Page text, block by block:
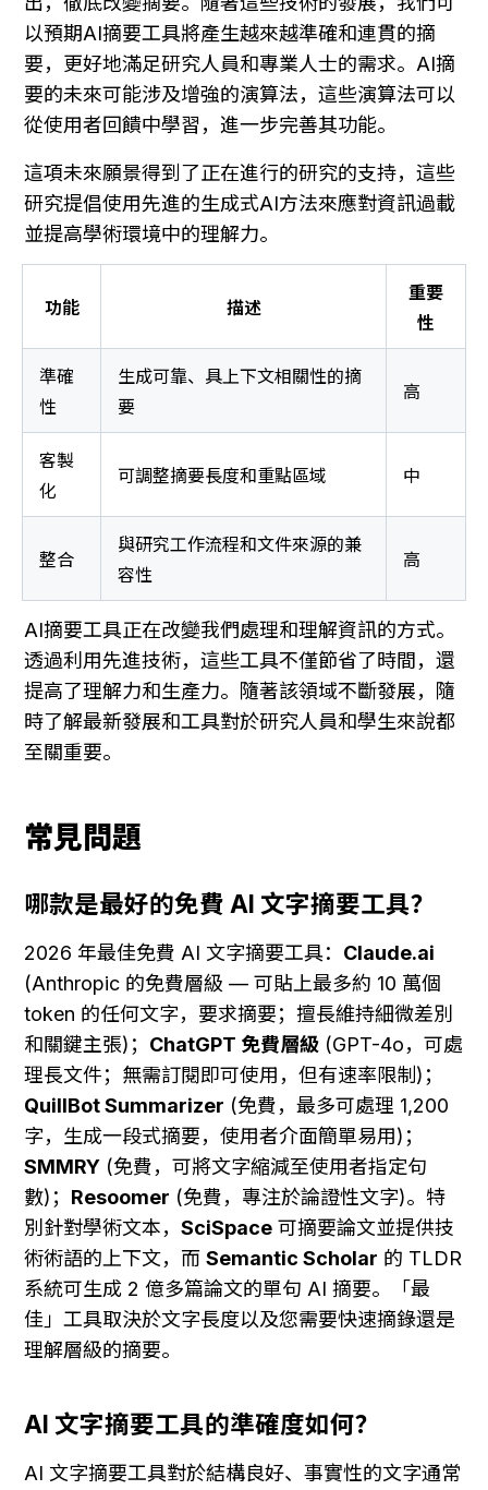
以預期AI摘要工具將產生越來越準確和連貫的摘
要，更好地滿足研究人員和專業人士的需求。AI摘
要的未來可能涉及增強的演算法，這些演算法可以
從使用者回饋中學習，進一步完善其功能。
這項未來願景得到了正在進行的研究的支持，這些
研究提倡使用先進的生成式AI方法來應對資訊過載
並提高學術環境中的理解力。
功能 描述
重要
性
準確
性
生成可靠、具上下文相關性的摘
要
高
客製
化
可調整摘要長度和重點區域 中
整合
與研究工作流程和文件來源的兼
容性
高
AI摘要工具正在改變我們處理和理解資訊的方式。
透過利用先進技術，這些工具不僅節省了時間，還
提高了理解力和生產力。隨著該領域不斷發展，隨
時了解最新發展和工具對於研究人員和學生來說都
至關重要。
常見問題
哪款是最好的免費 AI 文字摘要工具？
2026 年最佳免費 AI 文字摘要工具： Claude.ai
(Anthropic 的免費層級 — 可貼上最多約 10 萬個
token 的任何文字，要求摘要；擅長維持細微差別
和關鍵主張)； ChatGPT 免費層級 (GPT-4o，可處
理長文件；無需訂閱即可使用，但有速率限制)；
QuillBot Summarizer (免費，最多可處理 1,200
字，生成一段式摘要，使用者介面簡單易用)；
SMMRY (免費，可將文字縮減至使用者指定句
數)； Resoomer (免費，專注於論證性文字)。特
別針對學術文本， SciSpace 可摘要論文並提供技
術術語的上下文，而 Semantic Scholar 的 TLDR
系統可生成 2 億多篇論文的單句 AI 摘要。「最
佳」工具取決於文字長度以及您需要快速摘錄還是
理解層級的摘要。
AI 文字摘要工具的準確度如何？
AI 文字摘要工具對於結構良好、事實性的文字通常